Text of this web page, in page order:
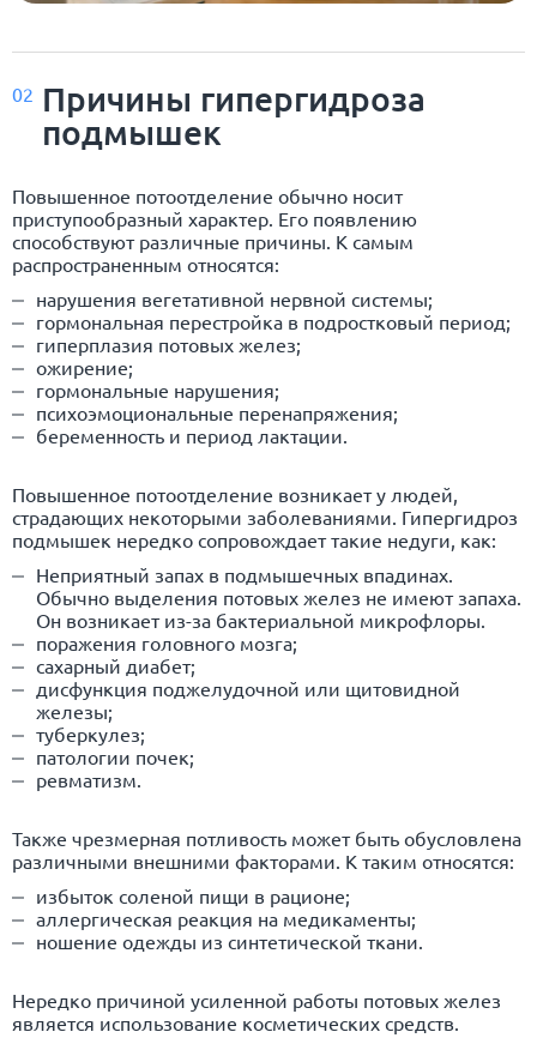
02 Причины гипергидроза
подмышек
Повышенное потоотделение обычно носит
приступообразный характер. Его появлению
способствуют различные причины. К самым
распространенным относятся:
нарушения вегетативной нервной системы;
гормональная перестройка в подростковый период;
гиперплазия потовых желез;
ожирение;
гормональные нарушения;
психоэмоциональные перенапряжения;
беременность и период лактации.
Повышенное потоотделение возникает у людей,
страдающих некоторыми заболеваниями. Гипергидроз
подмышек нередко сопровождает такие недуги, как:
Неприятный запах в подмышечных впадинах.
Обычно выделения потовых желез не имеют запаха.
Он возникает из-за бактериальной микрофлоры.
поражения головного мозга;
сахарный диабет;
дисфункция поджелудочной или щитовидной
железы;
туберкулез;
патологии почек;
ревматизм.
Также чрезмерная потливость может быть обусловлена
различными внешними факторами. К таким относятся:
избыток соленой пищи в рационе;
аллергическая реакция на медикаменты;
ношение одежды из синтетической ткани.
Нередко причиной усиленной работы потовых желез
является использование косметических средств.